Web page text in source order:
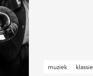
muziek